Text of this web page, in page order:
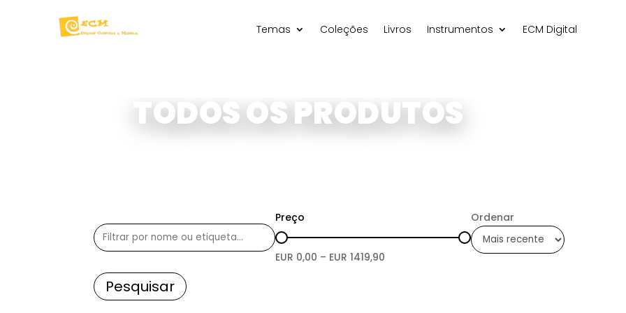
Temas Coleções Livros Instrumentos ECM Digital
TODOS OS PRODUTOS
Preço
EUR 0,00 – EUR1419,90
Ordenar
Pesquisar